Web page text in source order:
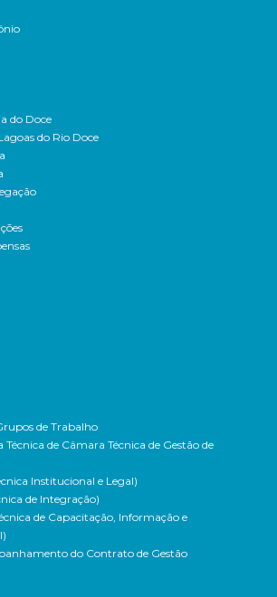
do Doce
do Rio Doce
de Trabalho
de Câmara Técnica de Gestão de
Institucional e Legal)
de Integração)
de Capacitação, Informação e
do Contrato de Gestão